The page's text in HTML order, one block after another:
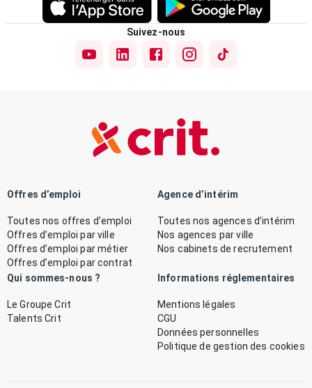
Suivez-nous
Offres d’emploi
Toutes nos offres d’emploi
Offres d’emploi par ville
Offres d’emploi par métier
Offres d’emploi par contrat
Agence d’intérim
Toutes nos agences d’intérim
Nos agences par ville
Nos cabinets de recrutement
Qui sommes-nous ?
Le Groupe Crit
Talents Crit
Informations réglementaires
Mentions légales
CGU
Données personnelles
Politique de gestion des cookies